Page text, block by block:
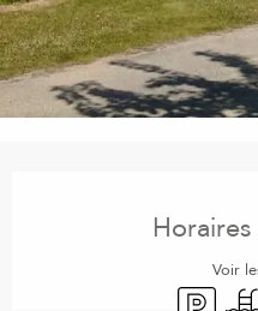
Voir
Parking